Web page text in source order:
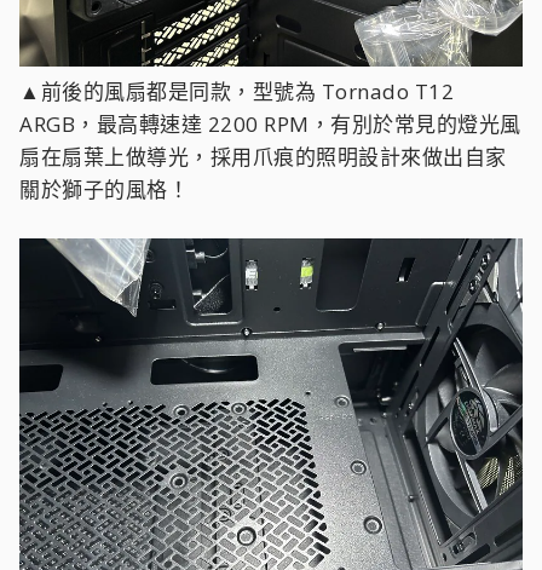
▲前後的風扇都是同款，型號為 Tornado T12
ARGB，最高轉速達 2200 RPM，有別於常見的燈光風
扇在扇葉上做導光，採用爪痕的照明設計來做出自家
關於獅子的風格！